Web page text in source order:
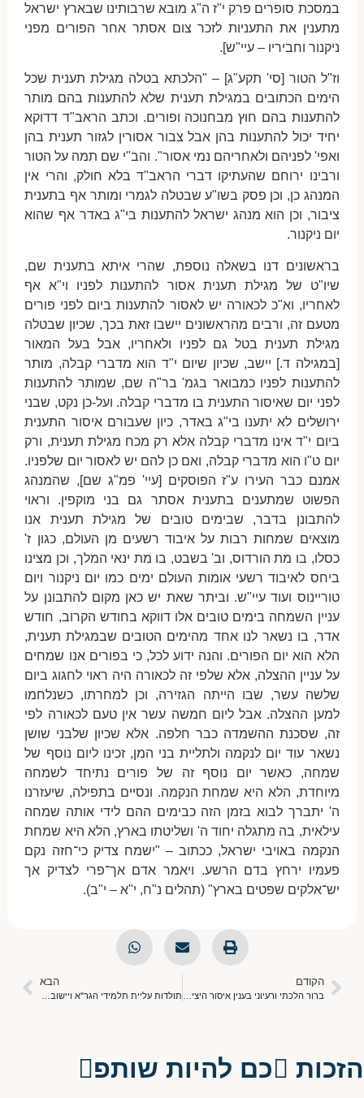
במסכת סופרים פרק י"ז ה"ג מובא שרבותינו שבארץ ישראל
מתענין את התעניות לזכר צום אסתר אחר הפורים מפני
ניקנור וחביריו – עיי"ש].
וז"ל הטור [סי' תקע"ג] – "הלכתא בטלה מגילת תענית שכל
הימים הכתובים במגילת תענית שלא להתענות בהם מותר
להתענות בהם חוץ מבחנוכה ופורים. וכתב הראב"ד דדוקא
יחיד יכול להתענות בהן אבל צבור אסורין לגזור תענית בהן
ואפי' לפניהם ולאחריהם נמי אסור". והב"י שם תמה על הטור
ורבינו ירוחם שהעתיקו דברי הראב"ד בלא חולק, והרי אין
המנהג כן, וכן פסק בשו"ע שבטלה לגמרי ומותר אף בתענית
ציבור, וכן הוא מנהג ישראל להתענות בי"ג באדר אף שהוא
יום ניקנור.
בראשונים דנו בשאלה נוספת, שהרי איתא בתענית שם,
שיו"ט של מגילת תענית אסור להתענות לפניו וי"א אף
לאחריו, וא"כ לכאורה יש לאסור להתענות ביום לפני פורים
מטעם זה, ורבים מהראשונים יישבו זאת בכך, שכיון שבטלה
מגילת תענית בטל גם לפניו ולאחריו, אבל בעל המאור
[במגילה ד.] יישב, שכיון שיום י"ד הוא מדברי קבלה, מותר
להתענות לפניו כמבואר בגמ' בר"ה שם, שמותר להתענות
לפני יום שאיסור התענית בו מדברי קבלה. ועל-כן נקט, שבני
ירושלים לא יתענו בי"ג באדר, כיון שעבורם איסור התענית
ביום י"ד אינו מדברי קבלה אלא רק מכח מגילת תענית, ורק
יום ט"ו הוא מדברי קבלה, ואם כן להם יש לאסור יום שלפניו.
אמנם כבר העירו ע"ז הפוסקים [עיי' פמ"ג שם], שהמנהג
הפשוט שמתענים בתענית אסתר גם בני מוקפין. וראוי
להתבונן בדבר, שבימים טובים של מגילת תענית אנו
מוצאים שמחות רבות על איבוד רשעים מן העולם, כגון ז'
כסלו, בו מת הורדוס, וב' בשבט, בו מת ינאי המלך, וכן מצינו
ביחס לאיבוד רשעי אומות העולם ימים כמו יום ניקנור ויום
טוריינוס ועוד עיי"ש. וביתר שאת יש כאן מקום להתבונן על
עניין השמחה בימים טובים אלו דווקא בחודש הקרוב, חודש
אדר, בו נשאר לנו אחד מהימים הטובים שבמגילת תענית,
הלא הוא יום הפורים. והנה ידוע לכל, כי בפורים אנו שמחים
על עניין ההצלה, אלא שלפי זה לכאורה היה ראוי לחגוג ביום
שלשה עשר, שבו הייתה הגזירה, וכן למחרתו, כשנלחמו
למען ההצלה. אבל ליום חמשה עשר אין טעם לכאורה לפי
זה, שסכנת ההשמדה כבר חלפה. אלא שכיון שלבני שושן
נשאר עוד יום לנקמה ולתליית בני המן, זכינו ליום נוסף של
שמחה, כאשר יום נוסף זה של פורים נתיחד לשמחה
מיוחדת, הלא היא שמחת הנקמה. ונסיים בתפילה, שיעזרנו
ה' יתברך לבוא בזמן הזה כבימים ההם לידי אותה שמחה
עילאית, בה מתגלה יחוד ה' ושליטתו בארץ, הלא היא שמחת
הנקמה באויבי ישראל, ככתוב – "ישמח צדיק כי־חזה נקם
פעמיו ירחץ בדם הרשע. ויאמר אדם אך־פרי לצדיק אך
יש־אלקים שפטים בארץ" (תהלים נ"ח, י"א – י"ב).
הקודם הבא
הזכות כם להיות שותפ